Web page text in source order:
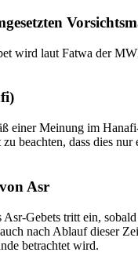
wird laut Fatwa der
einer Meinung im
zu beachten, dass dies
Asr
Asr-Gebets tritt ein,
nach Ablauf dieser
betrachtet wird.